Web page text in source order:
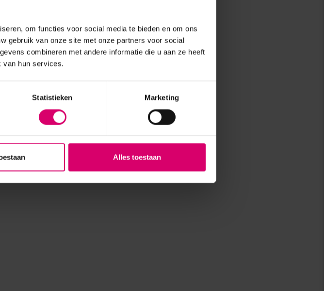
om functies voor social media te bieden en om ons
gebruik van onze site met onze partners voor social
combineren met andere informatie die u aan ze heeft
van hun services.
Statistieken Marketing
Alles toestaan